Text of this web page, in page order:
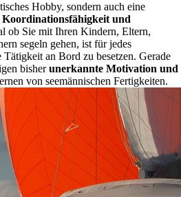
Hobby, sondern auch eine
Koordinationsfähigkeit und
ob Sie mit Ihren Kindern, Eltern,
segeln gehen, ist für jedes
an Bord zu besetzen. Gerade
bisherunerkannte Motivation und
von seemännischen Fertigkeiten.